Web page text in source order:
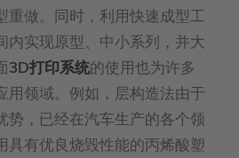
重做。同时，利用快速成型工
内实现原型、中小系列，并大
3D打印系统的使用也为许多
用领域。例如，层构造法由于
势，已经在汽车生产的各个领
具有优良烧毁性能的丙烯酸塑